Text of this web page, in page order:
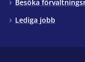
Besöka
Lediga jobb